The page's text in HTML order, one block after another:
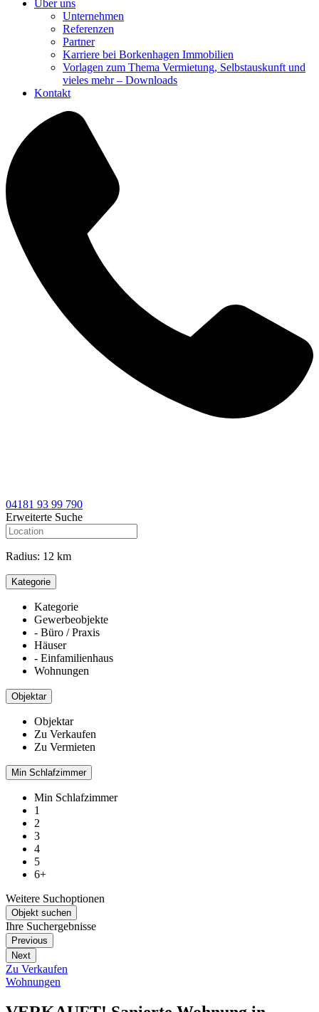
Über uns
Unternehmen
Referenzen
Partner
Karriere bei Borkenhagen Immobilien
Vorlagen zum Thema Vermietung, Selbstauskunft und
vieles mehr – Downloads
Kontakt
04181 93 99 790
Erweiterte Suche
Radius: 12 km
Kategorie
Kategorie
Gewerbeobjekte
- Büro / Praxis
Häuser
- Einfamilienhaus
Wohnungen
Objektar
Objektar
Zu Verkaufen
Zu Vermieten
Min Schlafzimmer
Min Schlafzimmer
1
2
3
4
5
6+
Weitere Suchoptionen
Objekt suchen
Ihre Suchergebnisse
Previous
Next
Zu Verkaufen
Wohnungen